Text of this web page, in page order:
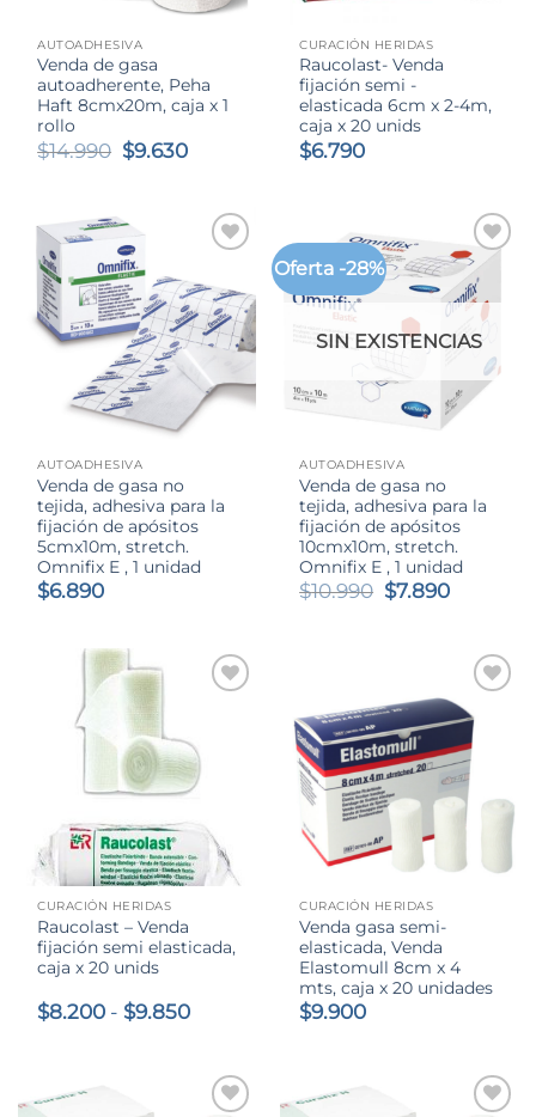
AUTOADHESIVA
Venda de gasa
autoadherente, Peha
Haft 8cmx20m, caja x 1
rollo
$14.990 El
$14.990.
$9.630El
$9.630.
CURACIÓN HERIDAS
Raucolast- Venda
fijación semi -
elasticada 6cm x 2-4m,
caja x 20 unids
$6.790
AUTOADHESIVA
Venda de gasa no
tejida, adhesiva para la
fijación de apósitos
5cmx10m, stretch.
Omnifix E , 1 unidad
$6.890
Oferta -28%
SIN EXISTENCIAS
AUTOADHESIVA
Venda de gasa no
tejida, adhesiva para la
fijación de apósitos
10cmx10m, stretch.
Omnifix E , 1 unidad
$10.990 El
$7.890El
$7.890.
CURACIÓN HERIDAS
Raucolast – Venda
fijación semi elasticada,
caja x 20 unids
$8.200 - $9.850Rango
desde
$8.200
CURACIÓN HERIDAS
Venda gasa semi-
elasticada, Venda
Elastomull 8cm x 4
mts, caja x 20 unidades
$9.900